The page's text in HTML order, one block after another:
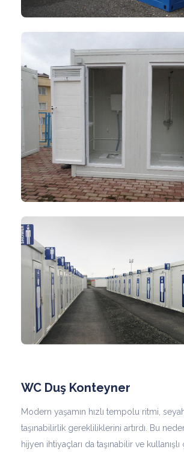
WC Duş Konteyner
Modern yaşamın hızlı tempolu ritmi,
taşınabilirlik gerekliliklerini artırdı. Bu
hijyen ihtiyaçları da taşınabilir ve